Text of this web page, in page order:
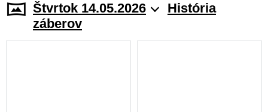
Štvrtok 14.05.2026
História
záberov